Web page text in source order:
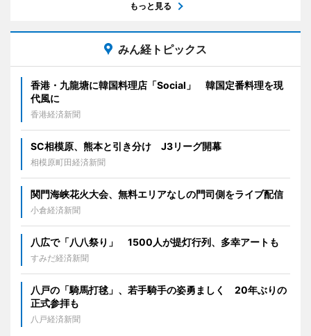
もっと見る
みん経トピックス
香港・九龍塘に韓国料理店「Social」 韓国定番料理を現
代風に
香港経済新聞
SC相模原、熊本と引き分け J3リーグ開幕
相模原町田経済新聞
関門海峡花火大会、無料エリアなしの門司側をライブ配信
小倉経済新聞
八広で「八八祭り」 1500人が提灯行列、多幸アートも
すみだ経済新聞
八戸の「騎馬打毬」、若手騎手の姿勇ましく 20年ぶりの
正式参拝も
八戸経済新聞